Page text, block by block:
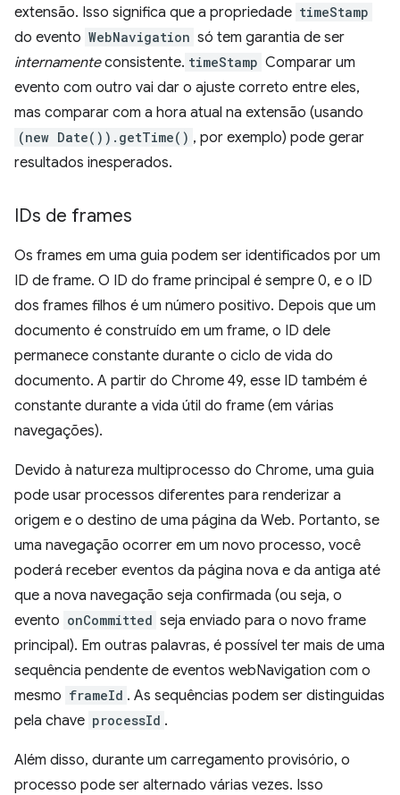
extensão. Isso significa que a propriedade timeStamp
do evento WebNavigation só tem garantia de ser
internamenteconsistente. timeStamp Comparar um
evento com outro vai dar o ajuste correto entre eles,
mas comparar com a hora atual na extensão (usando
(new Date()).getTime() , por exemplo) pode gerar
resultados inesperados.
IDs de frames
Os frames em uma guia podem ser identificados por um
ID de frame. O ID do frame principal é sempre 0, e o ID
dos frames filhos é um número positivo. Depois que um
documento é construído em um frame, o ID dele
permanece constante durante o ciclo de vida do
documento. A partir do Chrome 49, esse ID também é
constante durante a vida útil do frame (em várias
navegações).
Devido à natureza multiprocesso do Chrome, uma guia
pode usar processos diferentes para renderizar a
origem e o destino de uma página da Web. Portanto, se
uma navegação ocorrer em um novo processo, você
poderá receber eventos da página nova e da antiga até
que a nova navegação seja confirmada (ou seja, o
evento onCommitted seja enviado para o novo frame
principal). Em outras palavras, é possível ter mais de uma
sequência pendente de eventos webNavigation com o
mesmo frameId . As sequências podem ser distinguidas
pela chave processId .
Além disso, durante um carregamento provisório, o
processo pode ser alternado várias vezes. Isso